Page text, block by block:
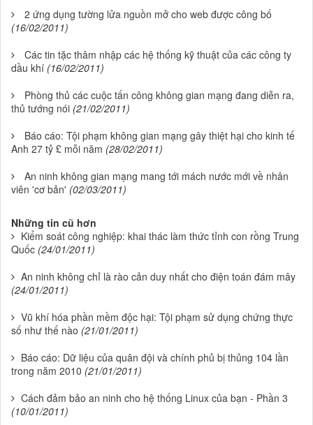
2 ứng dụng tường lửa nguồn mở cho web được công bố
(16/02/2011)
Các tin tặc thâm nhập các hệ thống kỹ thuật của các công ty
dầu khí (16/02/2011)
Phòng thủ các cuộc tấn công không gian mạng đang diễn ra,
thủ tướng nói (21/02/2011)
Báo cáo: Tội phạm không gian mạng gây thiệt hại cho kinh tế
Anh 27 tỷ £ mỗi năm (28/02/2011)
An ninh không gian mạng mang tới mách nước mới về nhân
viên 'cơ bản' (02/03/2011)
Những tin cũ hơn
Kiểm soát công nghiệp: khai thác làm thức tỉnh con rồng Trung
Quốc (24/01/2011)
An ninh không chỉ là rào cản duy nhất cho điện toán đám mây
(24/01/2011)
Vũ khí hóa phần mềm độc hại: Tội phạm sử dụng chứng thực
số như thế nào (21/01/2011)
Báo cáo: Dữ liệu của quân đội và chính phủ bị thủng 104 lần
trong năm 2010 (21/01/2011)
Cách đảm bảo an ninh cho hệ thống Linux của bạn - Phần 3
(10/01/2011)